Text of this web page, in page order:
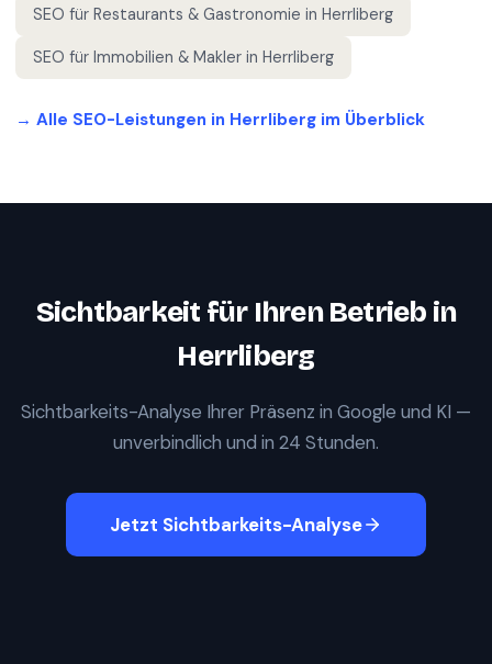
SEO für Restaurants & Gastronomie in Herrliberg
SEO für Immobilien & Makler in Herrliberg
→ Alle SEO-Leistungen in Herrliberg im Überblick
Sichtbarkeit für Ihren Betrieb in
Herrliberg
Sichtbarkeits-Analyse Ihrer Präsenz in Google und KI —
unverbindlich und in 24 Stunden.
Jetzt Sichtbarkeits-Analyse